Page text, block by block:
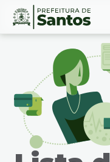
Ir
Conteúdo